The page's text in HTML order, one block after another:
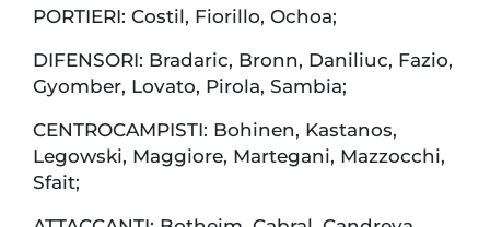
PORTIERI: Costil, Fiorillo, Ochoa;
DIFENSORI: Bradaric, Bronn, Daniliuc, Fazio,
Gyomber, Lovato, Pirola, Sambia;
CENTROCAMPISTI: Bohinen, Kastanos,
Legowski, Maggiore, Martegani, Mazzocchi,
Sfait;